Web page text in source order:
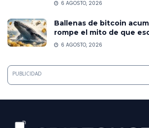
6 AGOSTO, 2026
Ballenas de bitcoin
rompe el mito de que
6 AGOSTO, 2026
PUBLICIDAD